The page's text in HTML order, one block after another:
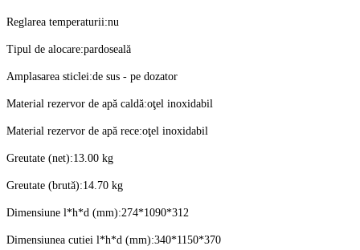
Reglarea temperaturii:nu
Tipul de alocare:pardoseală
Amplasarea sticlei:de sus - pe dozator
Material rezervor de apă caldă:oţel inoxidabil
Material rezervor de apă rece:oţel inoxidabil
Greutate (net):13.00 kg
Greutate (brută):14.70 kg
Dimensiune l*h*d (mm):274*1090*312
Dimensiunea cutiei l*h*d (mm):340*1150*370